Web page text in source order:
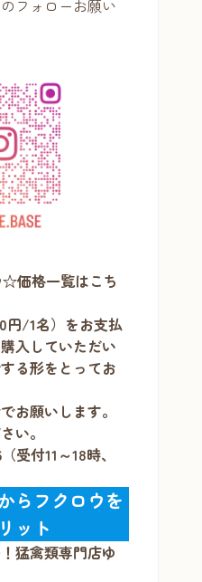
フォローお願い
価格一覧はこち
円/1名）をお支払
入していただい
る形をとってお
お願いします。
い。
受付11～18時、
らフクロウを
ット
猛禽類専門店ゆ